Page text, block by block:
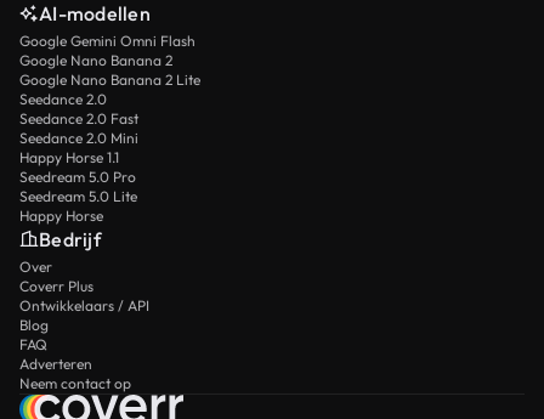
AI-modellen
Google Gemini Omni Flash
Google Nano Banana 2
Google Nano Banana 2 Lite
Seedance 2.0
Seedance 2.0 Fast
Seedance 2.0 Mini
Happy Horse 1.1
Seedream 5.0 Pro
Seedream 5.0 Lite
Happy Horse
Bedrijf
Over
Coverr Plus
Ontwikkelaars / API
Blog
FAQ
Adverteren
Neem contact op